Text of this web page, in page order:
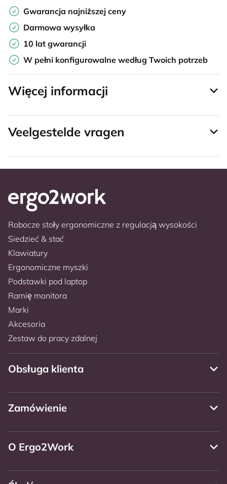
Gwarancja najniższej ceny
Darmowa wysyłka
10 lat gwarancji
W pełni konfigurowalne według Twoich potrzeb
Więcej informacji
Veelgestelde vragen
Robocze stoły ergonomiczne z regulacją wysokości
Siedzieć & stać
Klawiatury
Ergonomiczne myszki
Podstawki pod laptop
Ramię monitora
Marki
Akcesoria
Zestaw do pracy zdalnej
Obsługa klienta
Zamówienie
O Ergo2Work